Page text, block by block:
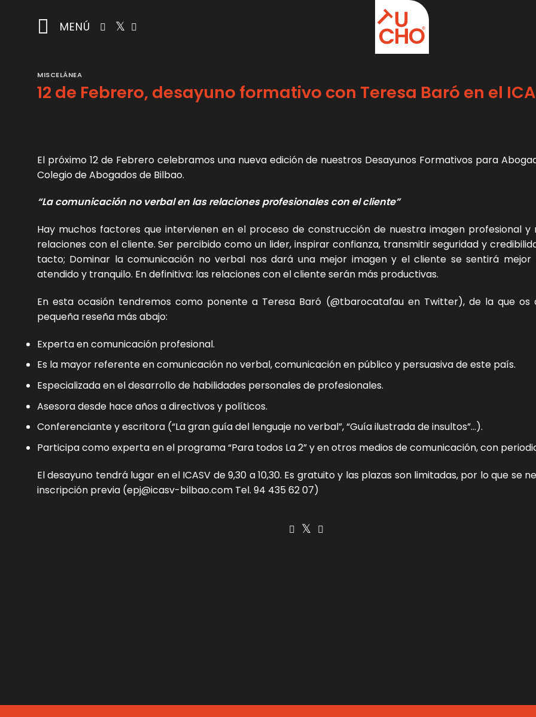
contenido
MENÚ
MISCELÁNEA
12 de Febrero, desayuno formativo con Teresa Baró en el
El próximo 12 de Febrero celebramos una nueva edición de nuestros Desayunos Formativos para
Colegio de Abogados de Bilbao.
“La comunicación no verbal en las relaciones profesionales con el cliente”
Hay muchos factores que intervienen en el proceso de construcción de nuestra imagen profesional y
relaciones con el cliente. Ser percibido como un lider, inspirar confianza, transmitir seguridad y
tacto; Dominar la comunicación no verbal nos dará una mejor imagen y el cliente se sentirá mejor
atendido y tranquilo. En definitiva: las relaciones con el cliente serán más productivas.
En esta ocasión tendremos como ponente a Teresa Baró (@tbarocatafau en Twitter), de la que os
pequeña reseña más abajo:
Experta en comunicación profesional.
Es la mayor referente en comunicación no verbal, comunicación en público y persuasiva de este país.
Especializada en el desarrollo de habilidades personales de profesionales.
Asesora desde hace años a directivos y políticos.
Conferenciante y escritora (“La gran guía del lenguaje no verbal”, “Guía ilustrada de insultos”…).
Participa como experta en el programa “Para todos La 2” y en otros medios de comunicación, con
El desayuno tendrá lugar en el ICASV de 9,30 a 10,30. Es gratuito y las plazas son limitadas, por lo que se
inscripción previa (epj@icasv-bilbao.com Tel. 94 435 62 07)